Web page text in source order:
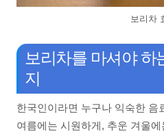
보리차
보리차를 마셔야 하
지
한국인이라면 누구나 익숙한 음
여름에는 시원하게, 추운 겨울